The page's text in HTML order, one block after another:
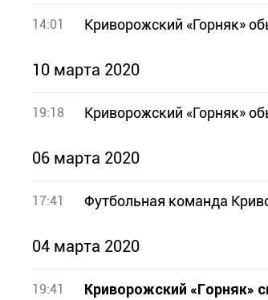
14:01 Криворожский «Горняк»
10 марта 2020
19:18 Криворожский «Горняк»
06 марта 2020
17:41 Футбольная команда
04 марта 2020
19:41 Криворожский «Горняк»